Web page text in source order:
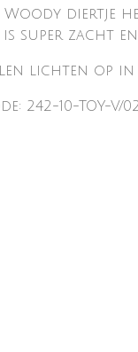
Woody diertje
is super zacht
lichten op
242-10-TOY-V/